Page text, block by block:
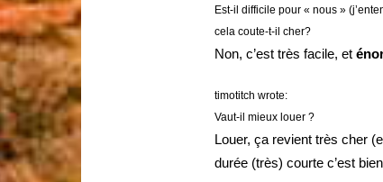
Est-il difficile pour « nous »
cela coute-t-il cher?
Non, c’est très facile, et
timotitch wrote:
Vaut-il mieux louer ?
Louer, ça revient très cher
durée (très) courte c’est